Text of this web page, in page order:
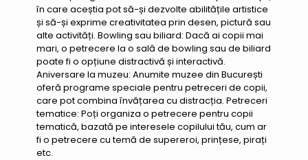
în care aceștia pot să-și dezvolte abilitățile artistice
și să-și exprime creativitatea prin desen, pictură sau
alte activități. Bowling sau biliard: Dacă ai copii mai
mari, o petrecere la o sală de bowling sau de biliard
poate fi o opțiune distractivă și interactivă.
Aniversare la muzeu: Anumite muzee din București
oferă programe speciale pentru petreceri de copii,
care pot combina învățarea cu distracția. Petreceri
tematice: Poți organiza o petrecere pentru copii
tematică, bazată pe interesele copilului tău, cum ar
fi o petrecere cu temă de supereroi, prințese, pirați
etc.